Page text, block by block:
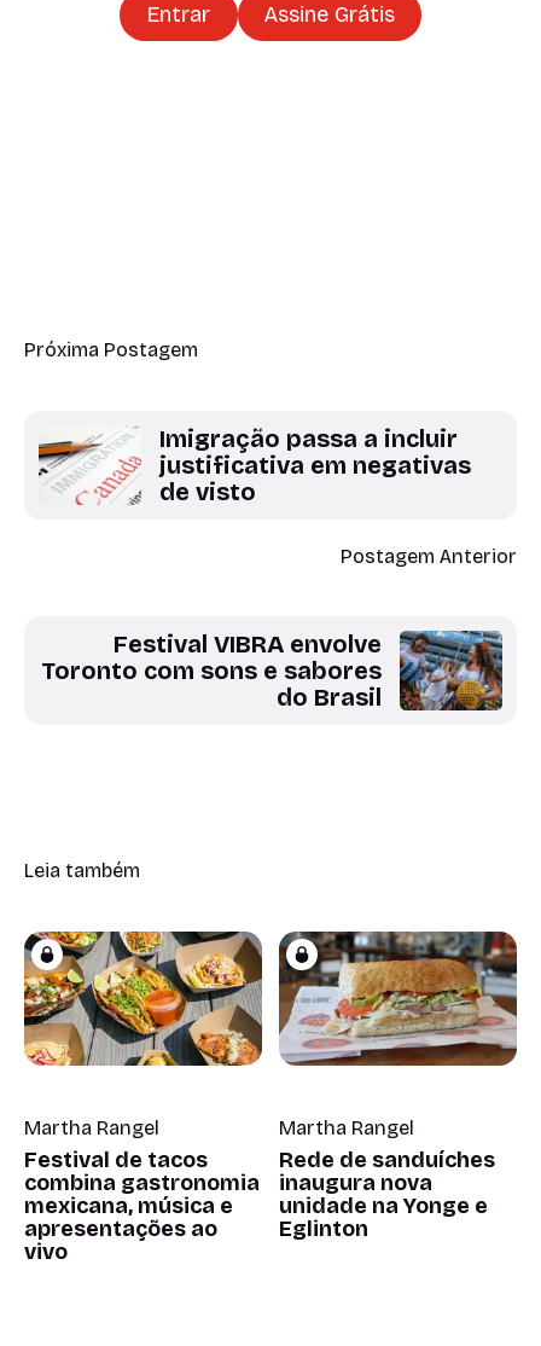
Entrar Assine Grátis
Próxima Postagem
Imigração passa a incluir
justificativa em negativas
de visto
Postagem Anterior
Festival VIBRA envolve
Toronto com sons e sabores
do Brasil
Leia também
Martha Rangel
Festival de tacos
combina gastronomia
mexicana, música e
apresentações ao
vivo
Martha Rangel
Rede de sanduíches
inaugura nova
unidade na Yonge e
Eglinton